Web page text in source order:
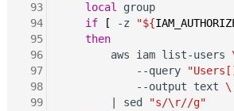
93
94
95
96
97
98
99
local group
if
[ -z "${
then
        aws iam list-users
            --query
            --output text
\
        | sed
"s/\r//g"